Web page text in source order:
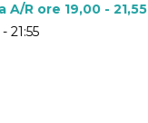
R ore 19,00 - 21,55
21:55